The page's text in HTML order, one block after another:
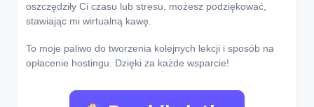
oszczędziły Ci czasu lub stresu, możesz podziękować,
stawiając mi wirtualną kawę.
To moje paliwo do tworzenia kolejnych lekcji i sposób na
opłacenie hostingu. Dzięki za każde wsparcie!